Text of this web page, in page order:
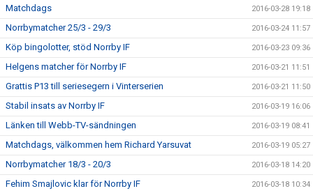
Matchdags 2016-03-28 19:18
Norrbymatcher 25/3 - 29/3 2016-03-24 11:57
Köp bingolotter, stöd Norrby IF 2016-03-23 09:36
Helgens matcher för Norrby IF 2016-03-21 11:51
Grattis P13 till seriesegern i Vinterserien 2016-03-21 11:50
Stabil insats av Norrby IF 2016-03-19 16:06
Länken till Webb-TV-sändningen 2016-03-19 08:41
Matchdags, välkommen hem Richard Yarsuvat 2016-03-19 05:27
Norrbymatcher 18/3 - 20/3 2016-03-18 14:20
Fehim Smajlovic klar för Norrby IF 2016-03-18 10:34